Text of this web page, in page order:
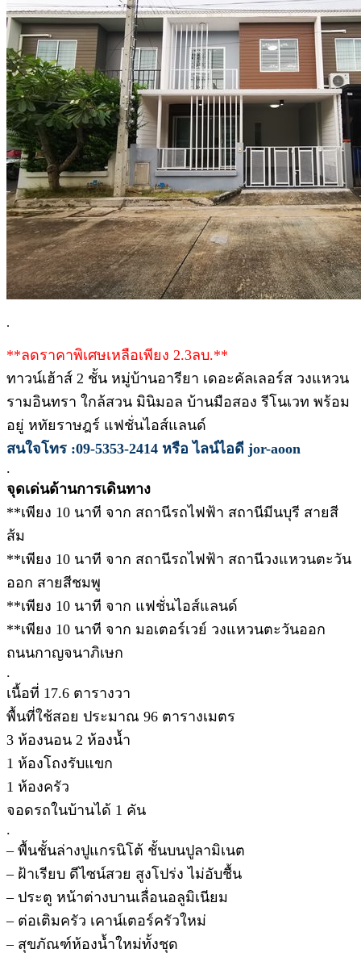
.
**ลดราคาพิเศษเหลือเพียง 2.3ลบ.**
ทาวน์เฮ้าส์ 2 ชั้น หมู่บ้านอารียา เดอะคัลเลอร์ส วงแหวน
รามอินทรา ใกล้สวน มินิมอล บ้านมือสอง รีโนเวท พร้อม
อยู่ หทัยราษฎร์ แฟชั่นไอส์แลนด์
สนใจโทร :09-5353-2414 หรือ ไลน์ไอดี jor-aoon
.
จุดเด่นด้านการเดินทาง
**เพียง 10 นาที จาก สถานีรถไฟฟ้า สถานีมีนบุรี สายสี
ส้ม
**เพียง 10 นาที จาก สถานีรถไฟฟ้า สถานีวงแหวนตะวัน
ออก สายสีชมพู
**เพียง 10 นาที จาก แฟชั่นไอส์แลนด์
**เพียง 10 นาที จาก มอเตอร์เวย์ วงแหวนตะวันออก
ถนนกาญจนาภิเษก
.
เนื้อที่ 17.6 ตารางวา
พื้นที่ใช้สอย ประมาณ 96 ตารางเมตร
3 ห้องนอน 2 ห้องน้ำ
1 ห้องโถงรับแขก
1 ห้องครัว
จอดรถในบ้านได้ 1 คัน
.
– พื้นชั้นล่างปูแกรนิโต้ ชั้นบนปูลามิเนต
– ฝ้าเรียบ ดีไซน์สวย สูงโปร่ง ไม่อับชื้น
– ประตู หน้าต่างบานเลื่อนอลูมิเนียม
– ต่อเติมครัว เคาน์เตอร์ครัวใหม่
– สุขภัณฑ์ห้องน้ำใหม่ทั้งชุด